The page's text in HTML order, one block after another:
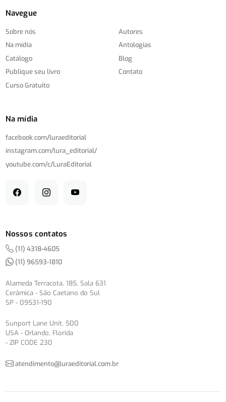
Navegue
Sobre nós
Na mídia
Catálogo
Publique seu livro
Curso Gratuito
Autores
Antologias
Blog
Contato
Na mídia
facebook.com/luraeditorial
instagram.com/lura_editorial/
youtube.com/c/LuraEditorial
Nossos contatos
(11) 4318-4605
(11) 96593-1810
Alameda Terracota, 185, Sala 631
Cerâmica - São Caetano do Sul
SP - 09531-190
Sunport Lane Unit, 500
USA - Orlando, Florida
- ZIP CODE 230
atendimento@luraeditorial.com.br